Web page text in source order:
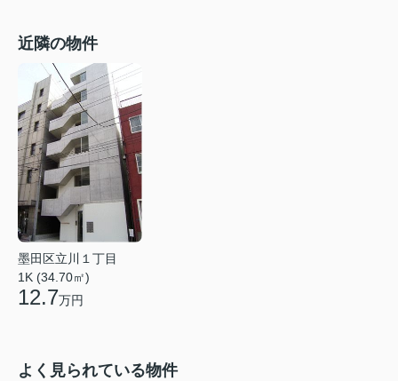
近隣の物件
墨田区立川１丁目
1K (34.70㎡)
12.7万円
よく見られている物件